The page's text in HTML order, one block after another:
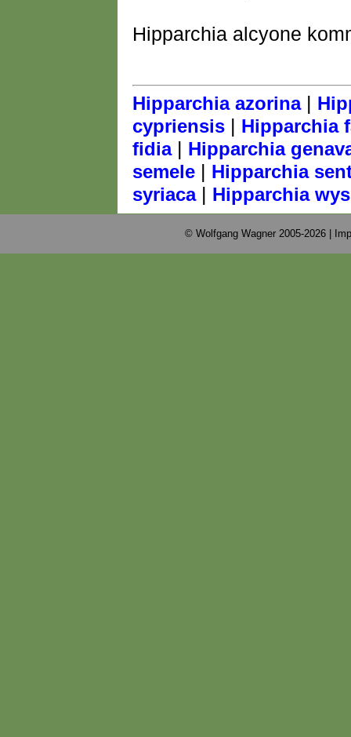
Hipparchia alcyone
Hipparchia azorina|
cypriensis | Hipparchia
fidia| Hipparchia
semele | Hipparchia
syriaca| Hipparchia
© Wolfgang Wagner 2005-2026 |